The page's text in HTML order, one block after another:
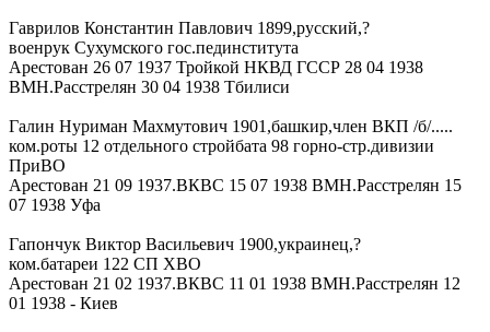
Гаврилов Константин Павлович 1899,русский,?
военрук Сухумского гос.пединститута
Арестован 26 07 1937 Тройкой НКВД ГССР 28 04 1938
ВМН.Расстрелян 30 04 1938 Тбилиси
Галин Нуриман Махмутович 1901,башкир,член ВКП /б/.....
ком.роты 12 отдельного стройбата 98 горно-стр.дивизии
ПриВО
Арестован 21 09 1937.ВКВС 15 07 1938 ВМН.Расстрелян 15
07 1938 Уфа
Гапончук Виктор Васильевич 1900,украинец,?
ком.батареи 122 СП ХВО
Арестован 21 02 1937.ВКВС 11 01 1938 ВМН.Расстрелян 12
01 1938 - Киев